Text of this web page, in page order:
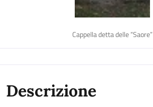
Cappella detta delle “Saore”
Descrizione